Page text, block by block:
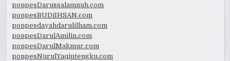
ponpesDarussalamnuh.com
ponpesBUDiIHSAN.com
ponpesdayahdarulilham.com
ponpesDarulAmilin.com
ponpesDarulMakmur.com
ponpesNurulYaqintengku.com